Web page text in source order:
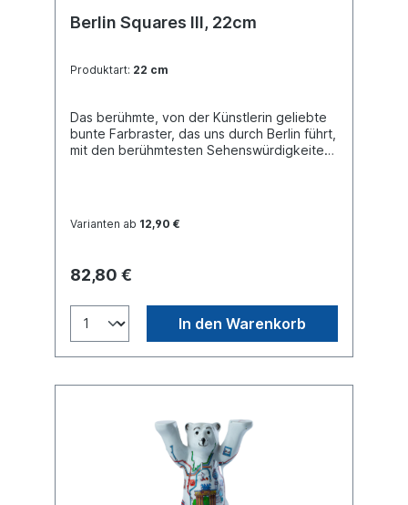
Berlin Squares III, 22cm
Produktart: 22 cm
Das berühmte, von der Künstlerin geliebte
bunte Farbraster, das uns durch Berlin führt,
mit den berühmtesten Sehenswürdigkeiten
Varianten ab 12,90 €
82,80 €
In den Warenkorb